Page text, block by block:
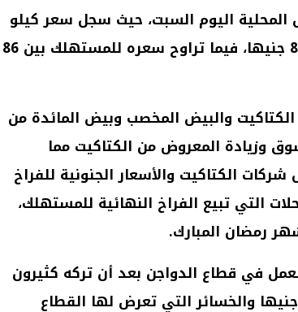
المحلية اليوم السبت، حيث سجل سعر كيلو
الدجاج الأبيض ببورصة الدواجن 84 جنيها، فيما تراوح سعره للمستهلك بين 86
والبيض المخصب وبيض المائدة من
وزيادة المعروض من الكتاكيت مما
الكتاكيت والأسعار الجنونية للفراخ
التي تبيع الفراخ النهائية للمستهلك،
رمضان المبارك.
في قطاع الدواجن بعد أن تركه كثيرون
وصول سعر الفرخ إلى 55 جنيها والخسائر التي تعرض لها القطاع